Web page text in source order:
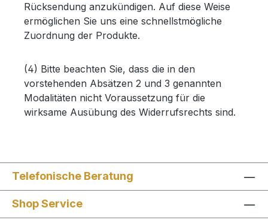
Rücksendung anzukündigen. Auf diese Weise
ermöglichen Sie uns eine schnellstmögliche
Zuordnung der Produkte.
(4) Bitte beachten Sie, dass die in den
vorstehenden Absätzen 2 und 3 genannten
Modalitäten nicht Voraussetzung für die
wirksame Ausübung des Widerrufsrechts sind.
Telefonische Beratung
Shop Service